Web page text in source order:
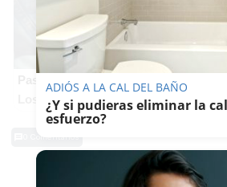
Pasaportes que abren puertas
Los pasaportes más poderosos del
TE PUEDE
ADIÓS A LA CAL DEL BAÑO
¿Y si pudieras eliminar la
esfuerzo?